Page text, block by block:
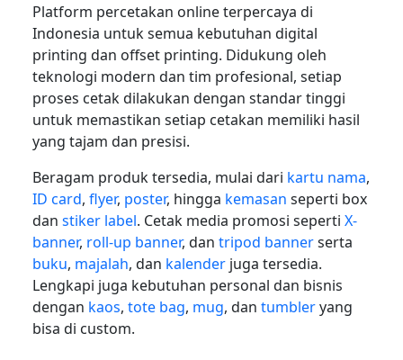
Platform percetakan online terpercaya di
Indonesia untuk semua kebutuhan digital
printing dan offset printing. Didukung oleh
teknologi modern dan tim profesional, setiap
proses cetak dilakukan dengan standar tinggi
untuk memastikan setiap cetakan memiliki hasil
yang tajam dan presisi.
Beragam produk tersedia, mulai dari kartu nama,
ID card, flyer, poster, hingga kemasan seperti box
dan stiker label. Cetak media promosi seperti X-
banner, roll-up banner, dan tripod bannerserta
buku, majalah, dan kalender juga tersedia.
Lengkapi juga kebutuhan personal dan bisnis
dengan kaos, tote bag, mug, dan tumbleryang
bisa di custom.